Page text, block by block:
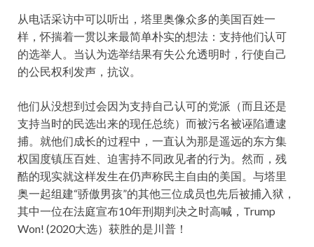
从电话采访中可以听出，塔里奥像众多的美国百姓一
样，怀揣着一贯以来最简单朴实的想法：支持他们认可
的选举人。当认为选举结果有失公允透明时，行使自己
的公民权利发声，抗议。
他们从没想到过会因为支持自己认可的党派（而且还是
支持当时的民选出来的现任总统）而被污名被诬陷遭逮
捕。就他们成长的过程中，一直认为那是遥远的东方集
权国度镇压百姓、迫害持不同政见者的行为。然而，残
酷的现实就这样发生在仍声称民主自由的美国。与塔里
奥一起组建“骄傲男孩”的其他三位成员也先后被捕入狱，
其中一位在法庭宣布10年刑期判决之时高喊，Trump
Won! (2020大选）获胜的是川普！